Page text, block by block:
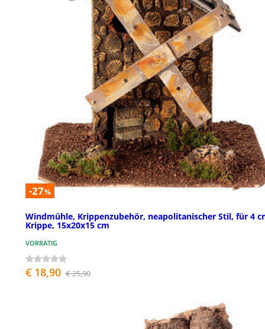
-27%
Windmühle, Krippenzubehör, neapolitanischer Stil, für 4
Krippe, 15x20x15 cm
VORRÄTIG
€ 18,90 € 25,90